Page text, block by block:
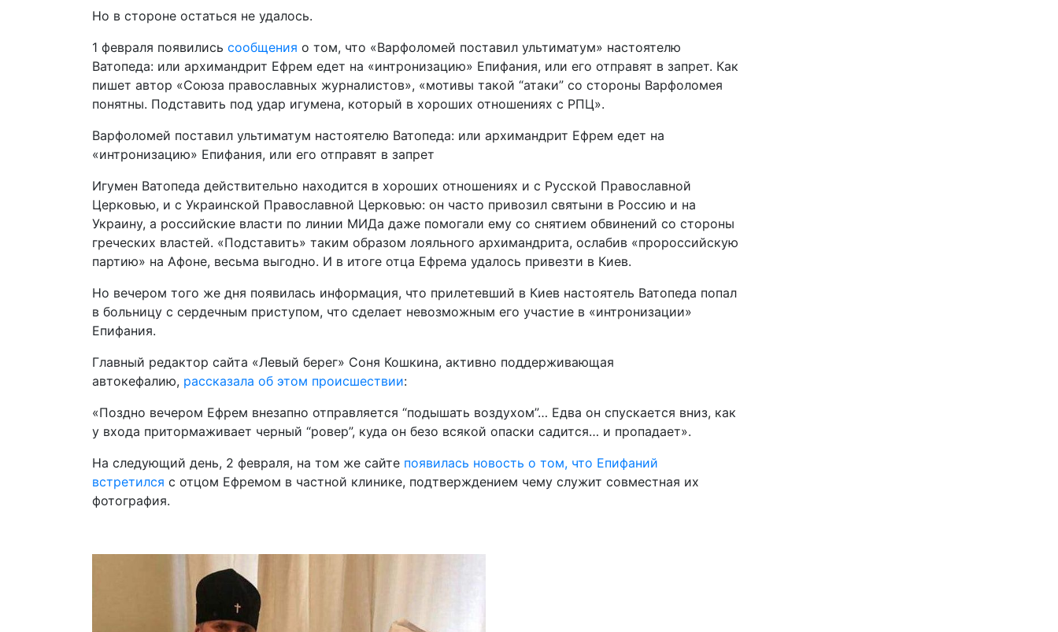
Но в стороне остаться не удалось.
1 февраля появились сообщения о том, что «Варфоломей поставил ультиматум» настоятелю
Ватопеда: или архимандрит Ефрем едет на «интронизацию» Епифания, или его отправят в запрет. Как
пишет автор «Союза православных журналистов», «мотивы такой “атаки” со стороны Варфоломея
понятны. Подставить под удар игумена, который в хороших отношениях с РПЦ».
Варфоломей поставил ультиматум настоятелю Ватопеда: или архимандрит Ефрем едет на
«интронизацию» Епифания, или его отправят в запрет
Игумен Ватопеда действительно находится в хороших отношениях и с Русской Православной
Церковью, и с Украинской Православной Церковью: он часто привозил святыни в Россию и на
Украину, а российские власти по линии МИДа даже помогали ему со снятием обвинений со стороны
греческих властей. «Подставить» таким образом лояльного архимандрита, ослабив «пророссийскую
партию» на Афоне, весьма выгодно. И в итоге отца Ефрема удалось привезти в Киев.
Но вечером того же дня появилась информация, что прилетевший в Киев настоятель Ватопеда попал
в больницу с сердечным приступом, что сделает невозможным его участие в «интронизации»
Епифания.
Главный редактор сайта «Левый берег» Соня Кошкина, активно поддерживающая
автокефалию, рассказала об этом происшествии:
«Поздно вечером Ефрем внезапно отправляется “подышать воздухом”… Едва он спускается вниз, как
у входа притормаживает черный “ровер”, куда он безо всякой опаски садится… и пропадает».
На следующий день, 2 февраля, на том же сайте появилась новость о том, что Епифаний
встретился с отцом Ефремом в частной клинике, подтверждением чему служит совместная их
фотография.